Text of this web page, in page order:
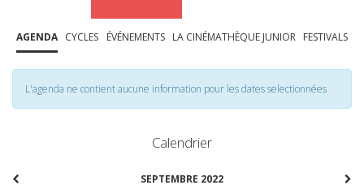
AGENDA CYCLES ÉVÉNEMENTS LA CINÉMATHÈQUE JUNIOR FESTIVALS
L'agenda ne contient aucune information pour les dates selectionnées
Calendrier
SEPTEMBRE 2022